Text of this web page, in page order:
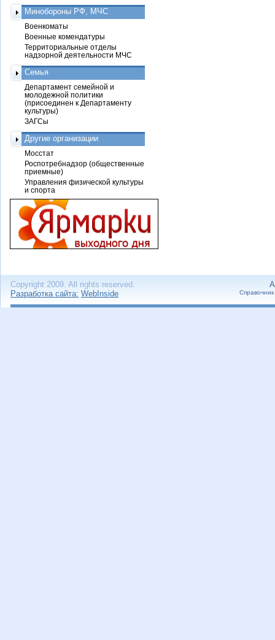
Минобороны РФ, МЧС
Военкоматы
Военные комендатуры
Территориальные отделы
надзорной деятельности МЧС
Семья
Департамент семейной и
молодежной политики
(присоединен к Департаменту
культуры)
ЗАГСы
Другие организации
Мосстат
Роспотребнадзор (общественные
приемные)
Управления физической культуры
и спорта
Copyright 2009. All rights reserved.
Разработка сайта: WebInside